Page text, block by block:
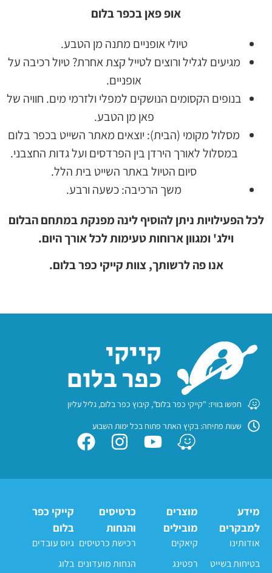
אופ פאן בכפר בלום
טיולי אופניים מתנה מן הטבע.
מגיעים לגליל ורוצים לטייל קצת אחרת? טיול רכיבה על
אופניים.
בנופים הקסומים הנושקים למפלי ולזרמי מים. חוויה של
פאן מן הטבע.
מסלול מקומי (הבית): יוצאים מאתר השייט בכפר בלום
במסלול לאורך הירדן בין הפרדסים ועל גדות החצבני.
סיום הטיול באתר השייט בית הלל.
משך הרכיבה: כשעה ורבע.
לכל הפעילויות ניתן להוסיף לינה מפנקת במתחם הבלום
וילג' ומגוון ארוחות טעימות לכל אורך היום.
אנו פה לרשותך, צוות קייקי כפר בלום.
מידע
למבקרים
אודותינו
בטיחות בשייט
מוצרים
מובילים
קיאקים
רפטינג
כרטיסים
והנחות
רכישת כרטיסים
הנחות מועדונים
קייקי כפר
בלום
גיוס עובדים
בלוג
חפשו בוויז: "קייקי כפר בלום", קיבוץ כפר בלום, גליל עליון
שעות פתיחה: בקיץ האתר פתוח בכל ימות השבוע